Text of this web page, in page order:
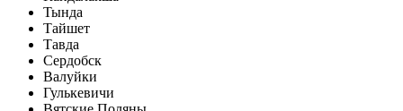
Тында
Тайшет
Тавда
Сердобск
Валуйки
Гулькевичи